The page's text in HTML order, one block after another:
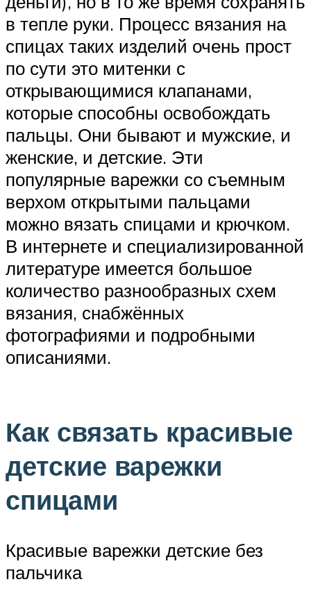
в тепле руки. Процесс вязания на
спицах таких изделий очень прост
по сути это митенки с
открывающимися клапанами,
которые способны освобождать
пальцы. Они бывают и мужские, и
женские, и детские. Эти
популярные варежки со съемным
верхом открытыми пальцами
можно вязать спицами и крючком.
В интернете и специализированной
литературе имеется большое
количество разнообразных схем
вязания, снабжённых
фотографиями и подробными
описаниями.
Как связать красивые
детские варежки
спицами
Красивые варежки детские без
пальчика